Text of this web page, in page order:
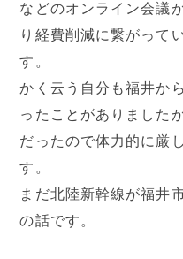
などのオンライン会議
り経費削減に繋がって
す。
かく云う自分も福井か
ったことがありました
だったので体力的に厳
す。
まだ北陸新幹線が福井
の話です。